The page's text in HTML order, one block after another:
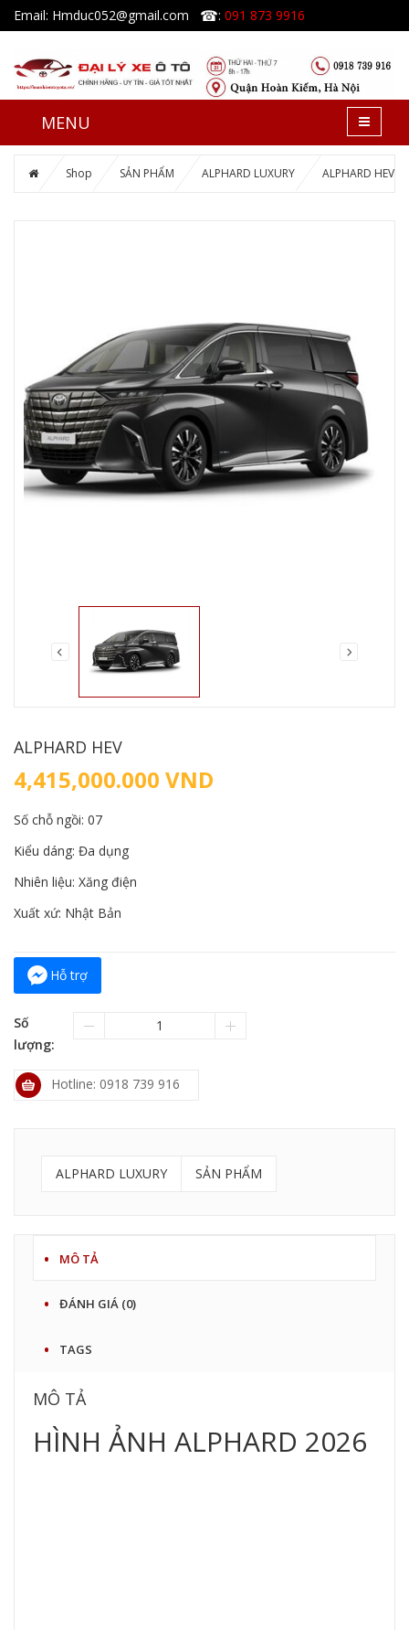
Email: Hmduc052@gmail.com ☎: 091 873 9916
MENU
Shop SẢN PHẨM ALPHARD LUXURY ALPHARD HEV
ALPHARD HEV
4,415,000.000 VND
Số chỗ ngồi: 07
Kiểu dáng: Đa dụng
Nhiên liệu: Xăng điện
Xuất xứ: Nhật Bản
Hỗ trợ
Số
lượng:
Hotline: 0918 739 916
ALPHARD LUXURY SẢN PHẨM
MÔ TẢ
ĐÁNH GIÁ (0)
TAGS
MÔ TẢ
HÌNH ẢNH ALPHARD 2026